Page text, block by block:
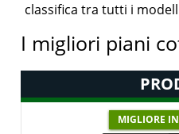
classifica tra tutti i
I migliori piani
MIGLIORE